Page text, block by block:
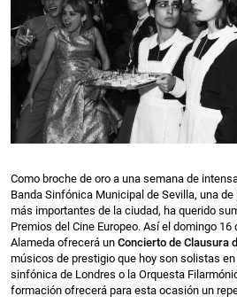
Como broche de oro a una semana de
Banda Sinfónica Municipal de Sevilla, una
más importantes de la ciudad, ha querido
Premios del Cine Europeo. Así el domingo
Alameda ofrecerá un Concierto de Clausura
músicos de prestigio que hoy son solistas
sinfónica de Londres o la Orquesta
formación ofrecerá para esta ocasión un